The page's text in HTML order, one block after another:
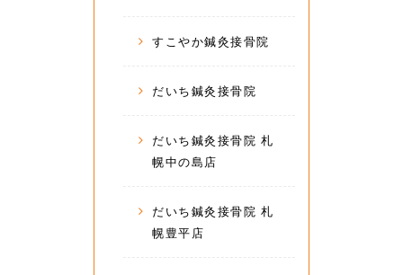
すこやか鍼灸接骨院
だいち鍼灸接骨院
だいち鍼灸接骨院 札
幌中の島店
だいち鍼灸接骨院 札
幌豊平店